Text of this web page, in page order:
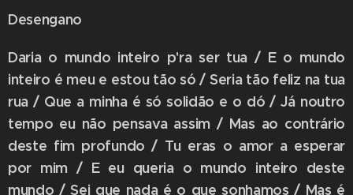
Desengano
Daria o mundo inteiro p'ra ser tua / E o mundo
inteiro é meu e estou tão só / Seria tão feliz na tua
rua / Que a minha é só solidão e o dó / Já noutro
tempo eu não pensava assim / Mas ao contrário
deste fim profundo / Tu eras o amor a esperar
por mim / E eu queria o mundo inteiro deste
mundo / Sei que nada é o que sonhamos / Mas é